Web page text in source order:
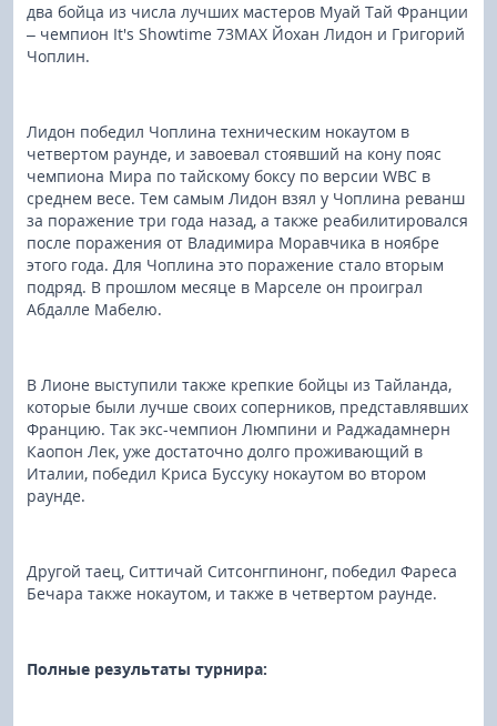
два бойца из числа лучших мастеров Муай Тай Франции
– чемпион It's Showtime 73MAX Йохан Лидон и Григорий
Чоплин.
Лидон победил Чоплина техническим нокаутом в
четвертом раунде, и завоевал стоявший на кону пояс
чемпиона Мира по тайскому боксу по версии WBC в
среднем весе. Тем самым Лидон взял у Чоплина реванш
за поражение три года назад, а также реабилитировался
после поражения от Владимира Моравчика в ноябре
этого года. Для Чоплина это поражение стало вторым
подряд. В прошлом месяце в Марселе он проиграл
Абдалле Мабелю.
В Лионе выступили также крепкие бойцы из Тайланда,
которые были лучше своих соперников, представлявших
Францию. Так экс-чемпион Люмпини и Раджадамнерн
Каопон Лек, уже достаточно долго проживающий в
Италии, победил Криса Буссуку нокаутом во втором
раунде.
Другой таец, Ситтичай Ситсонгпинонг, победил Фареса
Бечара также нокаутом, и также в четвертом раунде.
Полные результаты турнира: